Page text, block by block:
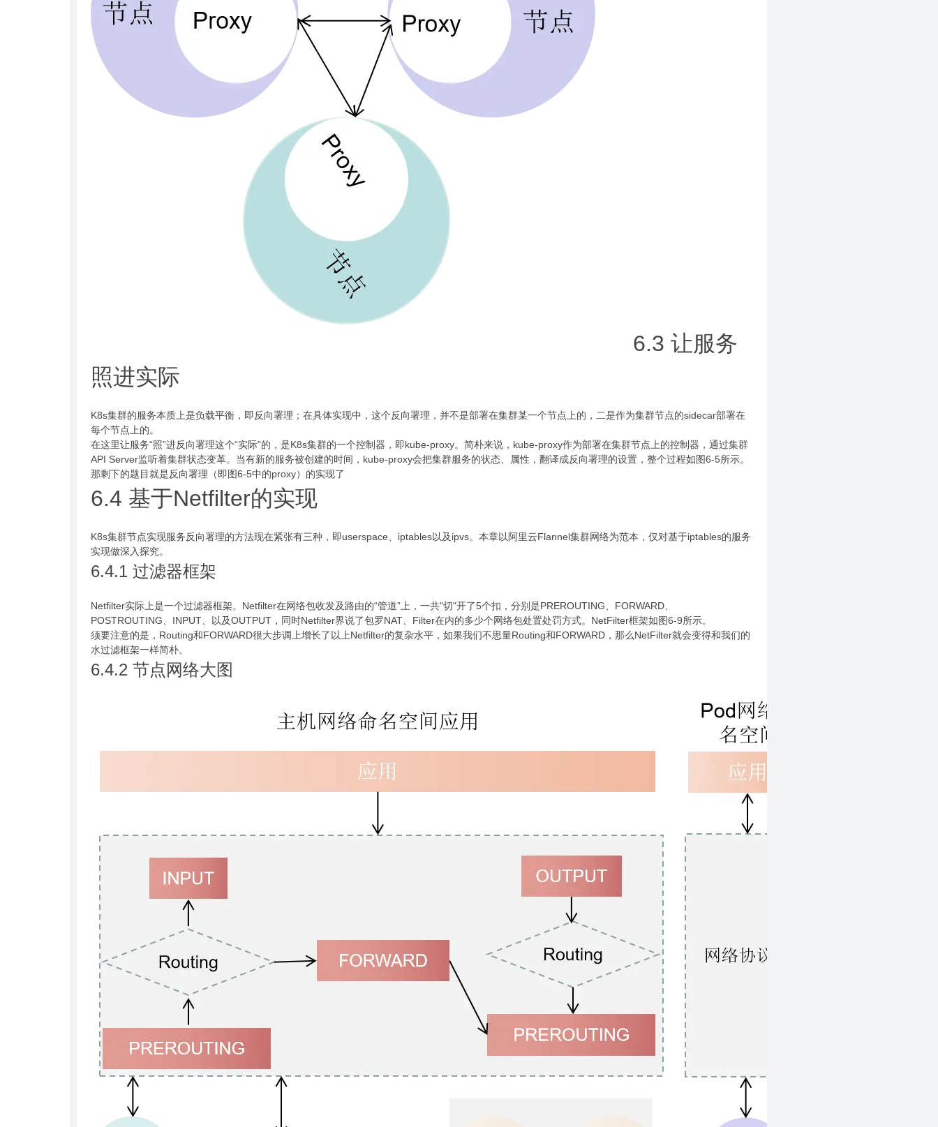
6.3 让服务
照进实际
K8s集群的服务本质上是负载平衡，即反向署理；在具体实现中，这个反向署理，并不是部署在集群某一个节点上的，二是作为集群节点的sidecar部署在
每个节点上的。
在这里让服务“照”进反向署理这个“实际”的，是K8s集群的一个控制器，即kube-proxy。简朴来说，kube-proxy作为部署在集群节点上的控制器，通过集群
API Server监听着集群状态变革。当有新的服务被创建的时间，kube-proxy会把集群服务的状态、属性，翻译成反向署理的设置，整个过程如图6-5所示。
那剩下的题目就是反向署理（即图6-5中的proxy）的实现了
6.4 基于Netfilter的实现
K8s集群节点实现服务反向署理的方法现在紧张有三种，即userspace、iptables以及ipvs。本章以阿里云Flannel集群网络为范本，仅对基于iptables的服务
实现做深入探究。
6.4.1 过滤器框架
Netfilter实际上是一个过滤器框架。Netfilter在网络包收发及路由的“管道”上，一共"切"开了5个扣，分别是PREROUTING、FORWARD、
POSTROUTING、INPUT、以及OUTPUT，同时Netfilter界说了包罗NAT、Filter在内的多少个网络包处置处罚方式。NetFilter框架如图6-9所示。
须要注意的是，Routing和FORWARD很大步调上增长了以上Netfilter的复杂水平，如果我们不思量Routing和FORWARD，那么NetFilter就会变得和我们的
水过滤框架一样简朴。
6.4.2 节点网络大图